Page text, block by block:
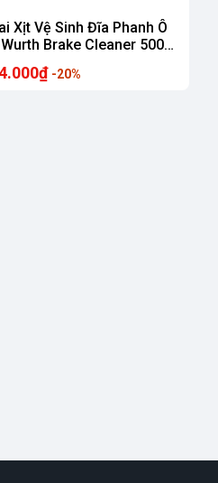
Xịt Vệ Sinh Đĩa Phanh Ô
Brake Cleaner 500ml
Loại
-20%